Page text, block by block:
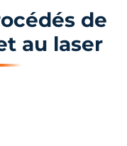
de
au laser